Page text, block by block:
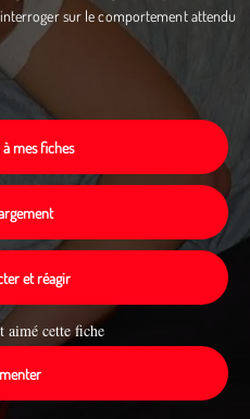
sur le comportement attendu
mes fiches
et réagir
aimé cette fiche